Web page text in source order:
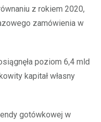
z rokiem 2020,
zamówienia w
poziom 6,4 mld
kapitał własny
gotówkowej w